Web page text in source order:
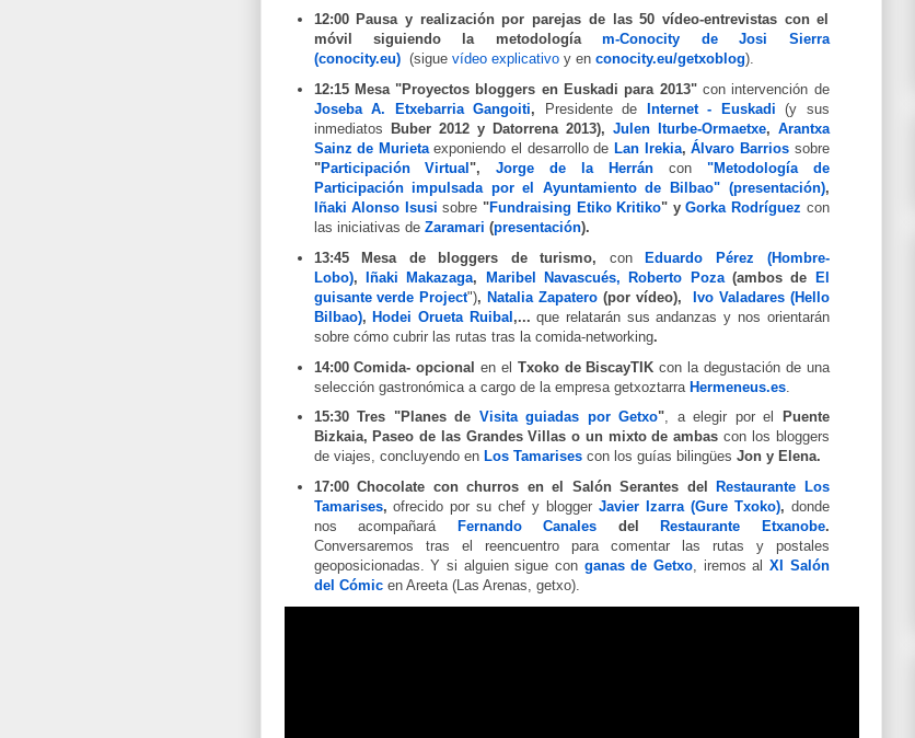
12:00 Pausa y realización por parejas de las 50 vídeo-entrevistas con el
móvil siguiendo la metodologíam-Conocity de Josi Sierra
(conocity.eu) (sigue vídeo explicativoy en conocity.eu/getxoblog).
12:15 Mesa "Proyectos bloggers en Euskadi para 2013" con intervención de
Joseba A. Etxebarria Gangoiti, Presidente de Internet - Euskadi (y sus
inmediatos Buber 2012 y Datorrena 2013), Julen Iturbe-Ormaetxe, Arantxa
Sainz de Murieta exponiendo el desarrollo de Lan Irekia,Álvaro Barrios sobre
"Participación Virtual ",Jorge de la Herrán con
"Metodología de
Participación impulsada por el Ayuntamiento de Bilbao" (presentación),
Iñaki Alonso Isusi sobre "Fundraising Etiko Kritiko" yGorka Rodríguez con
las iniciativas de Zaramari (presentación).
13:45 Mesa de bloggers de turismo, con
Eduardo Pérez (Hombre-
Lobo), Iñaki Makazaga, Maribel Navascués, Roberto Poza(ambos de
El
guisante verde Project"), Natalia Zapatero (por vídeo),
Ivo Valadares (Hello
Bilbao), Hodei Orueta Ruibal ,...que relatarán sus andanzas y nos orientarán
sobre cómo cubrir las rutas tras la comida-networking.
14:00 Comida- opcional en el Txoko de BiscayTIKcon la degustación de una
selección gastronómica a cargo de la empresa getxoztarra Hermeneus.es.
15:30 Tres "Planes de Visita guiadas por Getxo", a elegir por el
Puente
Bizkaia, Paseo de las Grandes Villas o un mixto de ambas con los bloggers
de viajes, concluyendo en Los Tamarises con los guías bilingües Jon y Elena.
17:00 Chocolate con churros en el Salón Serantes del
Restaurante Los
Tamarises,ofrecido por su chef y blogger Javier Izarra (Gure Txoko), donde
nos acompañará
Fernando Canales del Restaurante Etxanobe.
Conversaremos tras el reencuentro para comentar las rutas y postales
geoposicionadas. Y si alguien sigue con ganas de Getxo, iremos al XI Salón
del Cómic en Areeta (Las Arenas, getxo).